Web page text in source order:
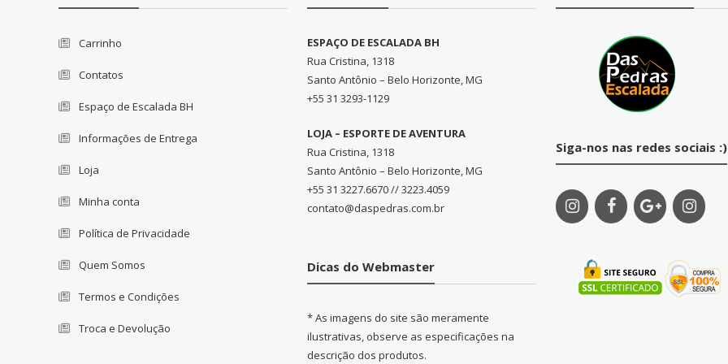
Carrinho
Contatos
Espaço de Escalada BH
Informações de Entrega
Loja
Minha conta
Política de Privacidade
Quem Somos
Termos e Condições
Troca e Devolução
ESPAÇO DE ESCALADA BH
Rua Cristina, 1318
Santo Antônio – Belo Horizonte, MG
+55 31 3293-1129
LOJA – ESPORTE DE AVENTURA
Rua Cristina, 1318
Santo Antônio – Belo Horizonte, MG
+55 31 3227.6670 // 3223.4059
contato@daspedras.com.br
Dicas do Webmaster
* As imagens do site são meramente
ilustrativas, observe as especificações na
descrição dos produtos.
Siga-nos nas redes sociais :)